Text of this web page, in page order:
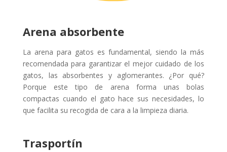
Arena absorbente
La arena para gatos es fundamental, siendo la más
recomendada para garantizar el mejor cuidado de los
gatos, las absorbentes y aglomerantes. ¿Por qué?
Porque este tipo de arena forma unas bolas
compactas cuando el gato hace sus necesidades, lo
que facilita su recogida de cara a la limpieza diaria.
Trasportín